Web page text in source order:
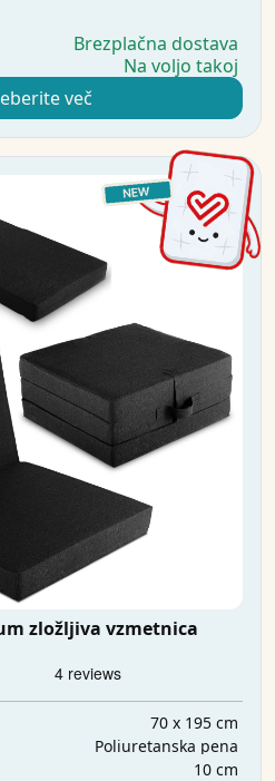
Brezplačna dostava
Na voljo takoj
več
zložljiva vzmetnica
70 x 195 cm
Poliuretanska pena
10 cm